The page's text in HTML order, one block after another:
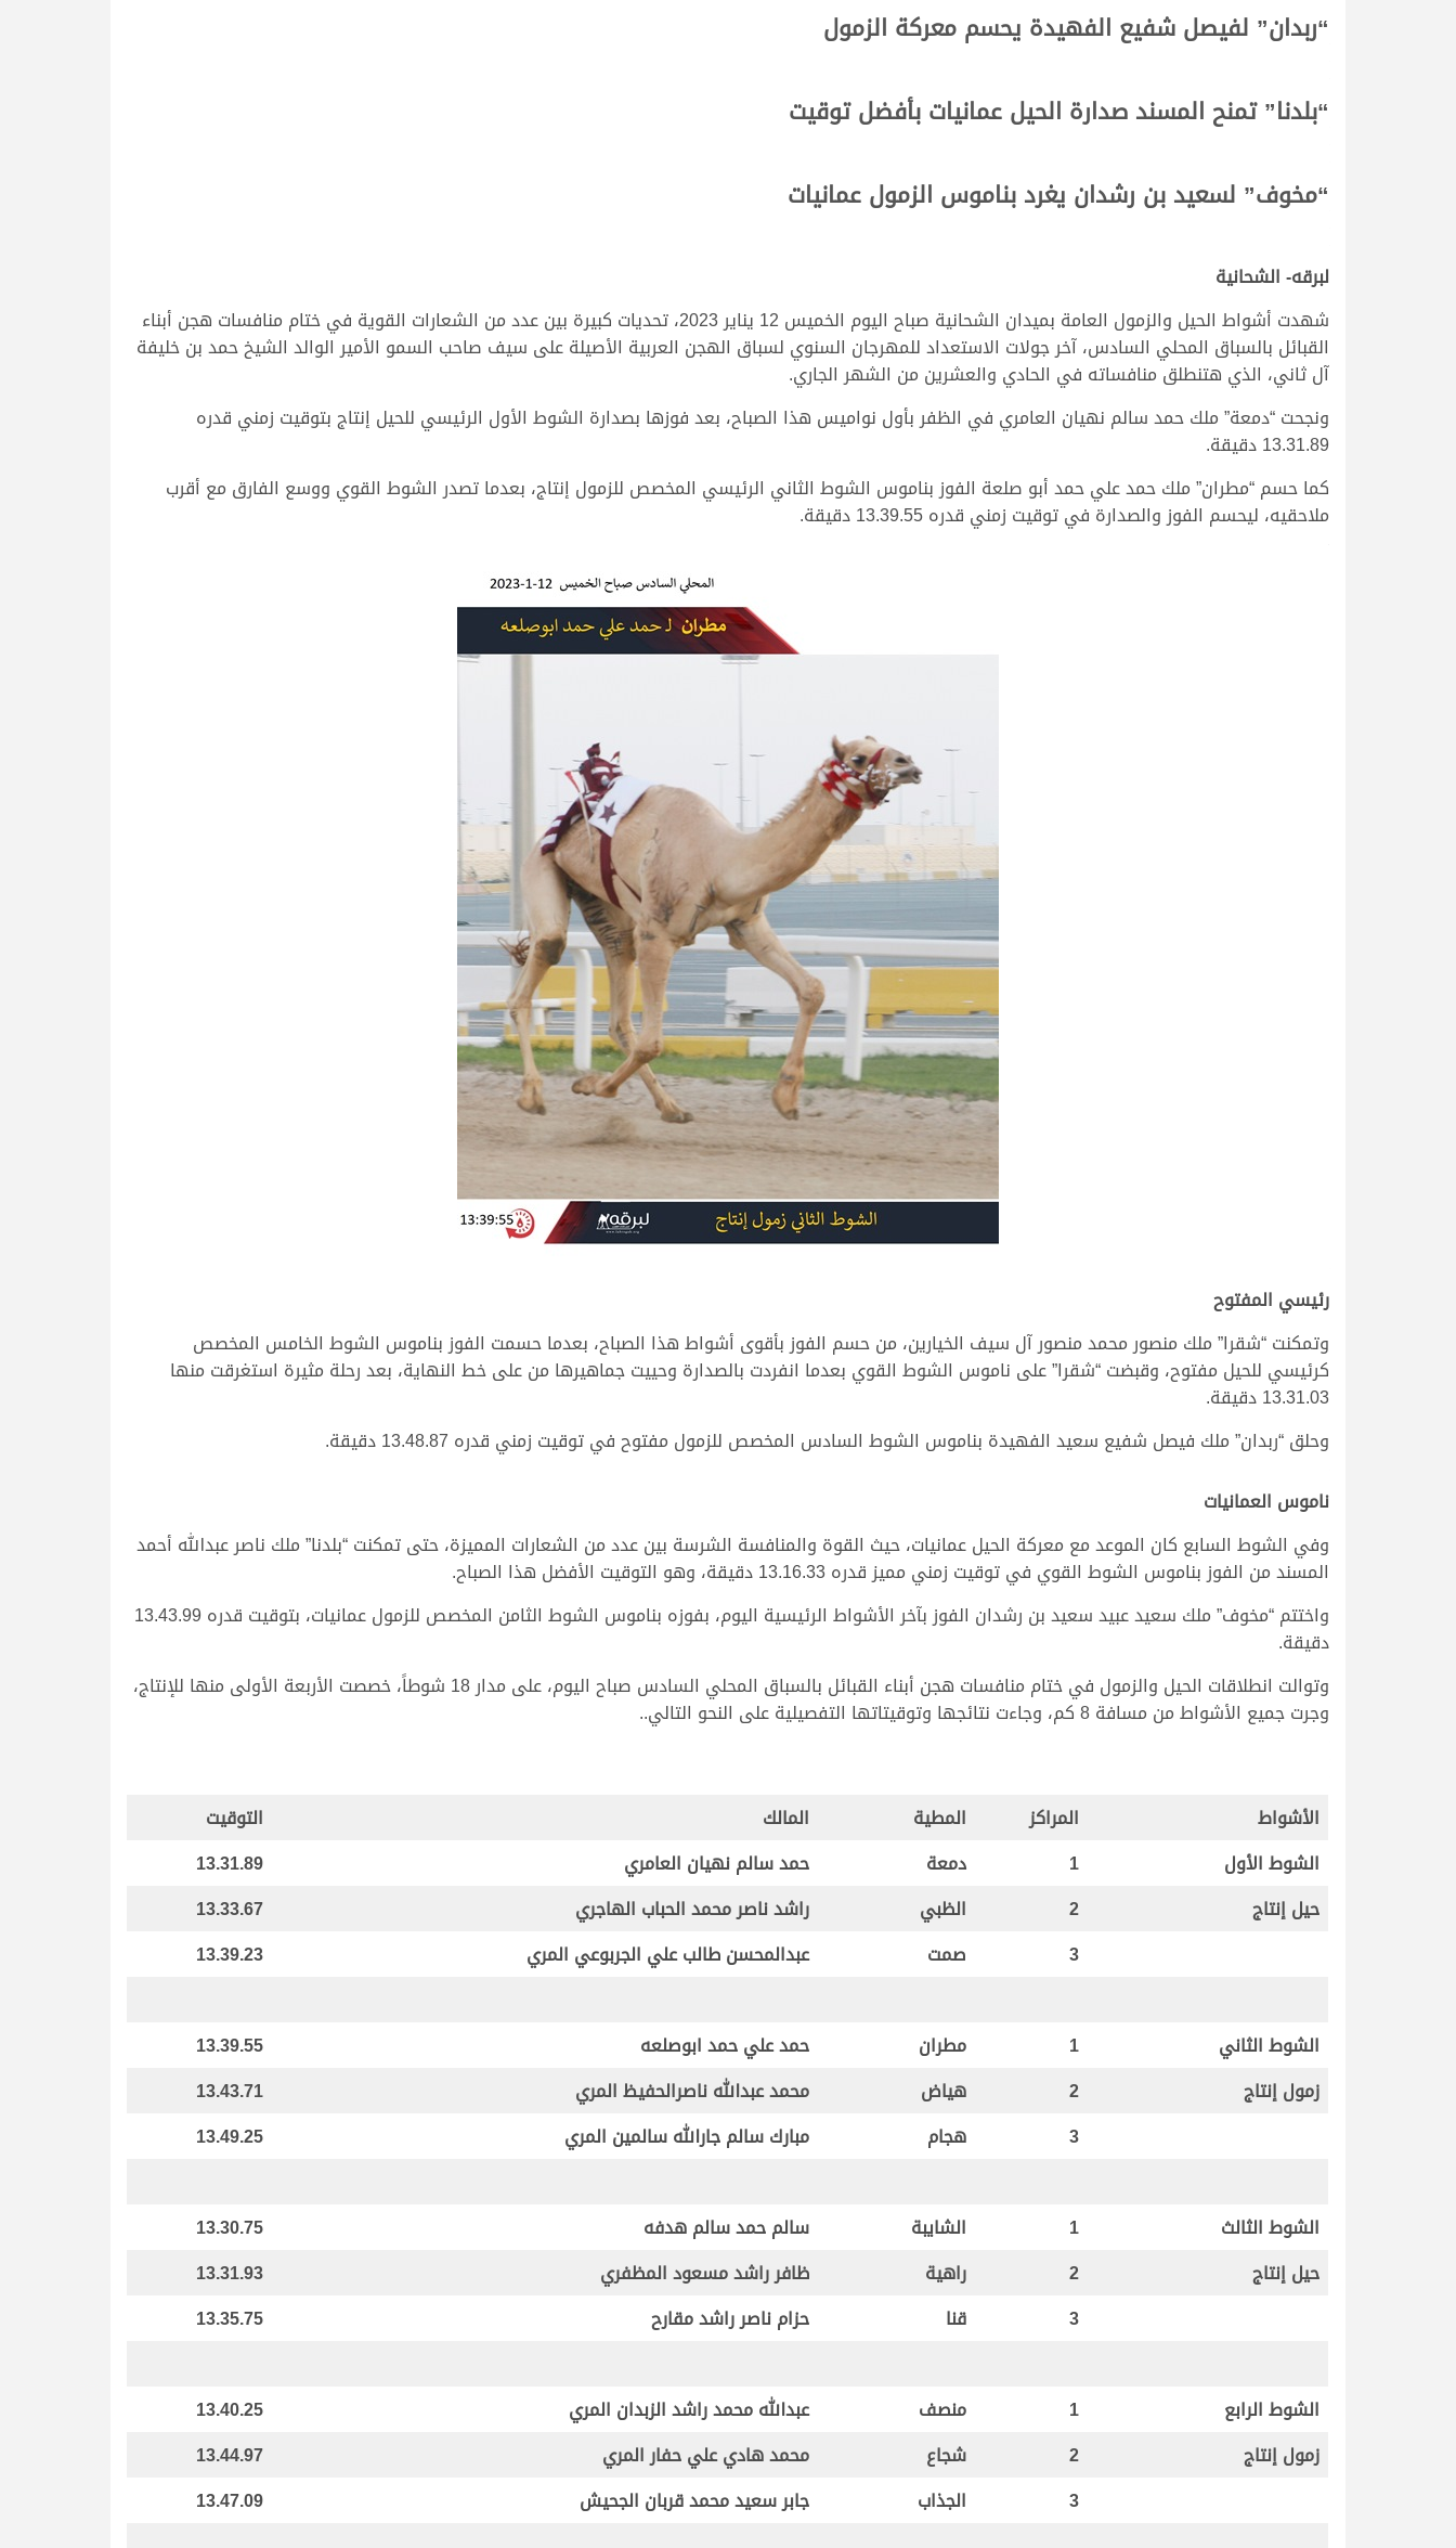
“ربدان” لفيصل شفيع الفهيدة يحسم معركة الزمول
“بلدنا” تمنح المسند صدارة الحيل عمانيات بأفضل توقيت
“مخوف” لسعيد بن رشدان يغرد بناموس الزمول عمانيات
لبرقه- الشحانية
شهدت أشواط الحيل والزمول العامة بميدان الشحانية صباح اليوم الخميس 12 يناير 2023، تحديات كبيرة بين عدد من الشعارات القوية في ختام منافسات هجن أبناء
القبائل بالسباق المحلي السادس، آخر جولات الاستعداد للمهرجان السنوي لسباق الهجن العربية الأصيلة على سيف صاحب السمو الأمير الوالد الشيخ حمد بن خليفة
آل ثاني، الذي هتنطلق منافساته في الحادي والعشرين من الشهر الجاري.
ونجحت “دمعة” ملك حمد سالم نهيان العامري في الظفر بأول نواميس هذا الصباح، بعد فوزها بصدارة الشوط الأول الرئيسي للحيل إنتاج بتوقيت زمني قدره
13.31.89 دقيقة.
كما حسم “مطران” ملك حمد علي حمد أبو صلعة الفوز بناموس الشوط الثاني الرئيسي المخصص للزمول إنتاج، بعدما تصدر الشوط القوي ووسع الفارق مع أقرب
ملاحقيه، ليحسم الفوز والصدارة في توقيت زمني قدره 13.39.55 دقيقة.
رئيسي المفتوح
وتمكنت “شقرا” ملك منصور محمد منصور آل سيف الخيارين، من حسم الفوز بأقوى أشواط هذا الصباح، بعدما حسمت الفوز بناموس الشوط الخامس المخصص
كرئيسي للحيل مفتوح، وقبضت “شقرا” على ناموس الشوط القوي بعدما انفردت بالصدارة وحييت جماهيرها من على خط النهاية، بعد رحلة مثيرة استغرقت منها
13.31.03 دقيقة.
وحلق “ربدان” ملك فيصل شفيع سعيد الفهيدة بناموس الشوط السادس المخصص للزمول مفتوح في توقيت زمني قدره 13.48.87 دقيقة.
ناموس العمانيات
وفي الشوط السابع كان الموعد مع معركة الحيل عمانيات، حيث القوة والمنافسة الشرسة بين عدد من الشعارات المميزة، حتى تمكنت “بلدنا” ملك ناصر عبدالله أحمد
المسند من الفوز بناموس الشوط القوي في توقيت زمني مميز قدره 13.16.33 دقيقة، وهو التوقيت الأفضل هذا الصباح.
واختتم “مخوف” ملك سعيد عبيد سعيد بن رشدان الفوز بآخر الأشواط الرئيسية اليوم، بفوزه بناموس الشوط الثامن المخصص للزمول عمانيات، بتوقيت قدره 13.43.99
دقيقة.
وتوالت انطلاقات الحيل والزمول في ختام منافسات هجن أبناء القبائل بالسباق المحلي السادس صباح اليوم، على مدار 18 شوطاً، خصصت الأربعة الأولى منها للإنتاج،
وجرت جميع الأشواط من مسافة 8 كم، وجاءت نتائجها وتوقيتاتها التفصيلية على النحو التالي..
الأشواط المراكز المطية المالك
التوقيت
الشوط الأول
1 دمعة حمد سالم نهيان العامري
13.31.89
حيل إنتاج
2 الظبي راشد ناصر محمد الحباب الهاجري
13.33.67
3
صمت عبدالمحسن طالب علي الجربوعي المري 13.39.23
الشوط الثاني 1 مطران حمد علي حمد ابوصلعه
13.39.55
زمول إنتاج
2 هياض محمد عبدالله ناصرالحفيظ المري
13.43.71
3
هجام مبارك سالم جارالله سالمين المري 13.49.25
الشوط الثالث 1 الشايبة سالم حمد سالم هدفه
13.30.75
حيل إنتاج
2 راهية ظافر راشد مسعود المظفري
13.31.93
3
قنا حزام ناصر راشد مقارح 13.35.75
الشوط الرابع 1 منصف عبدالله محمد راشد الزبدان المري
13.40.25
زمول إنتاج
2 شجاع محمد هادي علي حفار المري
13.44.97
3
الجذاب جابر سعيد محمد قربان الجحيش 13.47.09